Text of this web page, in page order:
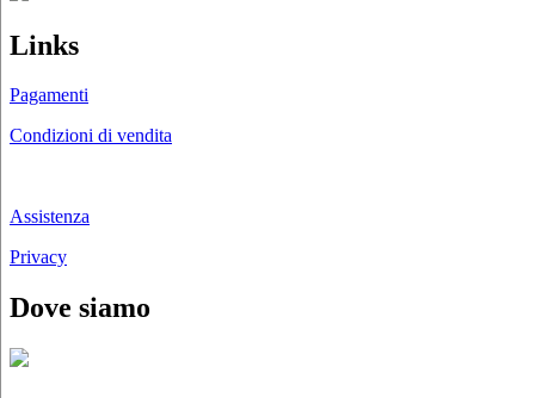
Links
Pagamenti
Condizioni di vendita
Assistenza
Privacy
Dove siamo